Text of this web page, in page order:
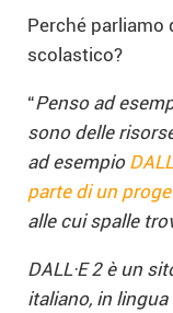
Perché parliamo
scolastico?
“Penso ad
sono delle
ad esempio
parte di un
alle cui spalle
DALL·E 2 è un
italiano, in lingua